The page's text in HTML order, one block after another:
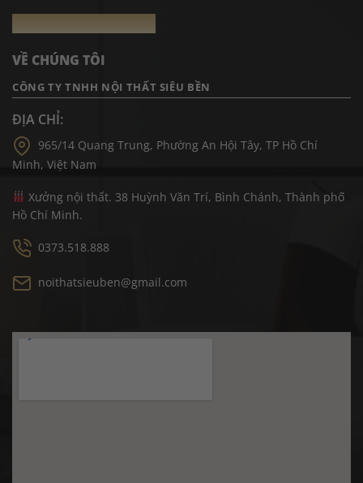
VỀ CHÚNG TÔI
CÔNG TY TNHH NỘI THẤT SIÊU BỀN
ĐỊA CHỈ:
965/14 Quang Trung, Phường An Hội Tây, TP Hồ Chí
Minh, Việt Nam
Xưởng nội thất. 38 Huỳnh Văn Trí, Bình Chánh, Thành phố
Hồ Chí Minh.
0373.518.888
noithatsieuben@gmail.com